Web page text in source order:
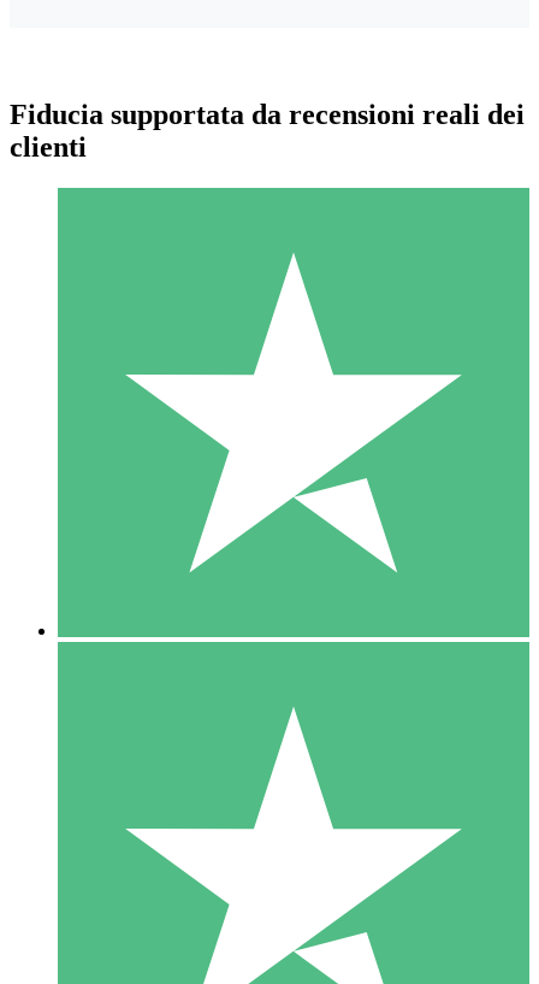
Pacchetti di Crediti Individuali
Paga a consumo con crediti di download. Nessun impegno
1 Download
10
US$1500
10 Download
20
Fiducia supportata da recensioni reali dei
clienti